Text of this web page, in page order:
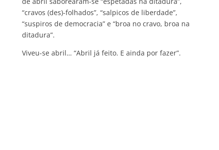
“cravos (des)-folhados”, “salpicos de liberdade”,
“suspiros de democracia” e “broa no cravo, broa na
ditadura”.
Viveu-se abril… “Abril já feito. E ainda por fazer”.